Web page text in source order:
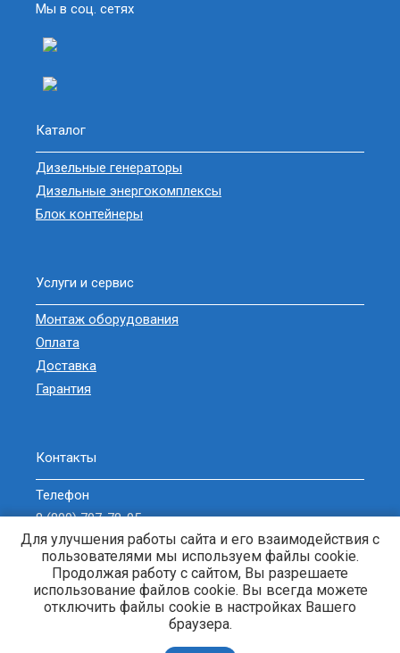
Мы в соц. сетях
Каталог
Дизельные генераторы
Дизельные энергокомплексы
Блок контейнеры
Услуги и сервис
Монтаж оборудования
Оплата
Доставка
Гарантия
Контакты
Телефон
8 (800) 707-78-05
sell@zavodgeneratorov.ru
ОБРАТНЫЙ ЗВОНОК
Генераторы и электростанции. © 2013-2026 Энерджи-Кубань. |
Для улучшения работы сайта и его взаимодействия с
пользователями мы используем файлы cookie.
Продолжая работу с сайтом, Вы разрешаете
использование файлов cookie. Вы всегда можете
отключить файлы cookie в настройках Вашего
браузера.